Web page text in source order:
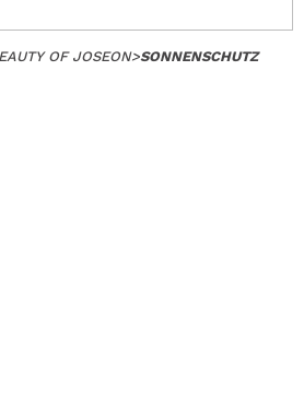
OF JOSEON>SONNENSCHUTZ